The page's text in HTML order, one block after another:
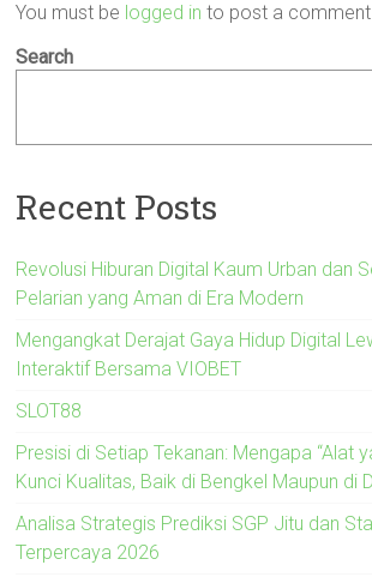
You must be logged in to post a
Search
Recent Posts
Revolusi Hiburan Digital Kaum Urban dan
Pelarian yang Aman di Era Modern
Mengangkat Derajat Gaya Hidup Digital
Interaktif Bersama VIOBET
SLOT88
Presisi di Setiap Tekanan: Mengapa “Alat
Kunci Kualitas, Baik di Bengkel Maupun di
Analisa Strategis Prediksi SGP Jitu dan
Terpercaya 2026